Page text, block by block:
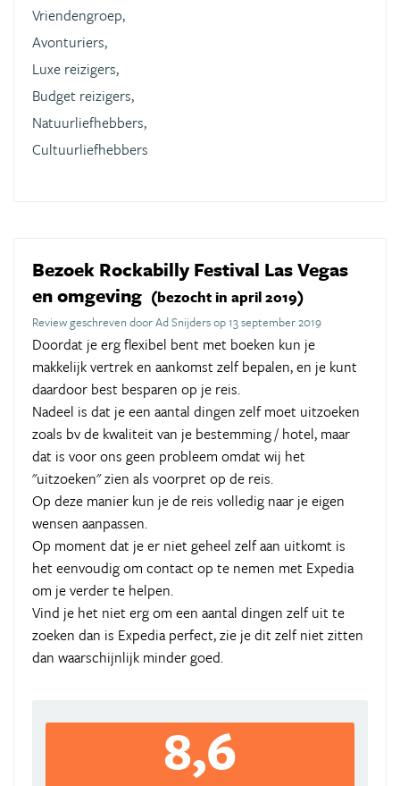
Vriendengroep,
Avonturiers,
Luxe reizigers,
Budget reizigers,
Natuurliefhebbers,
Cultuurliefhebbers
Bezoek Rockabilly Festival Las Vegas
en omgeving (bezocht in april 2019)
Review geschreven door Ad Snijders op 13 september 2019
Doordat je erg flexibel bent met boeken kun je
makkelijk vertrek en aankomst zelf bepalen, en je kunt
daardoor best besparen op je reis.
Nadeel is dat je een aantal dingen zelf moet uitzoeken
zoals bv de kwaliteit van je bestemming / hotel, maar
dat is voor ons geen probleem omdat wij het
"uitzoeken" zien als voorpret op de reis.
Op deze manier kun je de reis volledig naar je eigen
wensen aanpassen.
Op moment dat je er niet geheel zelf aan uitkomt is
het eenvoudig om contact op te nemen met Expedia
om je verder te helpen.
Vind je het niet erg om een aantal dingen zelf uit te
zoeken dan is Expedia perfect, zie je dit zelf niet zitten
dan waarschijnlijk minder goed.
8,6